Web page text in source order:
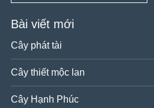
Bài viết mới
Cây phát tài
Cây thiết mộc lan
Cây Hạnh Phúc